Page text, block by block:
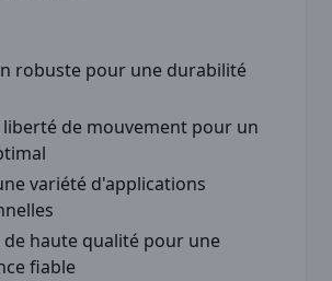
robuste pour une durabilité
liberté de mouvement pour un
variété d'applications
haute qualité pour une
fiable